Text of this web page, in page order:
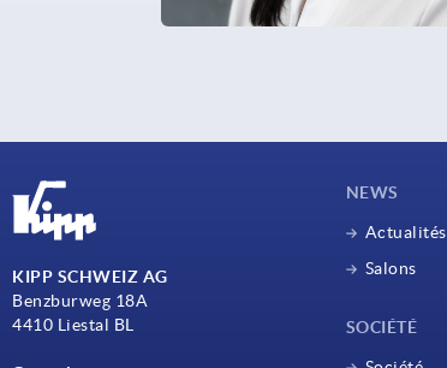
KIPP SCHWEIZ AG
Benzburweg 18A
4410 Liestal BL
NEWS
Actualités
Salons
SOCIÉTÉ